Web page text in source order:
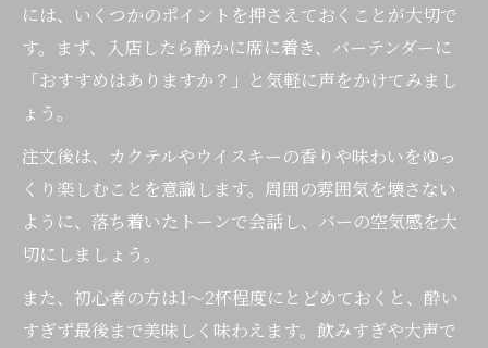
には、いくつかのポイントを押さえておくことが大切で
す。まず、入店したら静かに席に着き、バーテンダーに
「おすすめはありますか？」と気軽に声をかけてみまし
ょう。
注文後は、カクテルやウイスキーの香りや味わいをゆっ
くり楽しむことを意識します。周囲の雰囲気を壊さない
ように、落ち着いたトーンで会話し、バーの空気感を大
切にしましょう。
また、初心者の方は1～2杯程度にとどめておくと、酔い
すぎず最後まで美味しく味わえます。飲みすぎや大声で